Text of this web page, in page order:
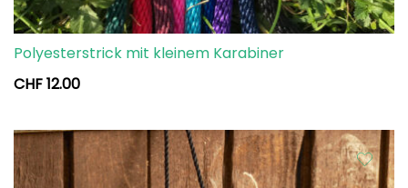
Polyesterstrick mit kleinem Karabiner
CHF12.00